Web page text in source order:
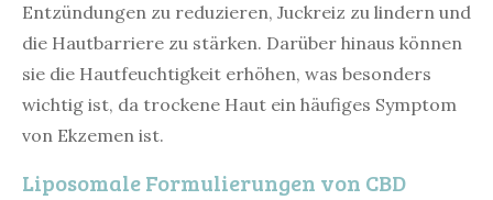
Entzündungen zu reduzieren, Juckreiz zu lindern und
die Hautbarriere zu stärken. Darüber hinaus können
sie die Hautfeuchtigkeit erhöhen, was besonders
wichtig ist, da trockene Haut ein häufiges Symptom
von Ekzemen ist.
Liposomale Formulierungen von CBD